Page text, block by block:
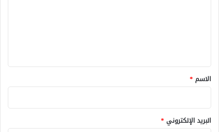
*
الاسم *
البريد الإلكتروني *